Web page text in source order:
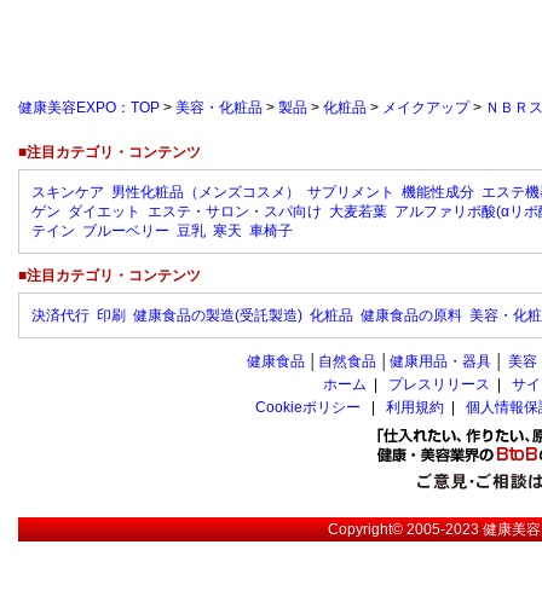
健康美容EXPO：TOP > 美容・化粧品 > 製品 > 化粧品 > メイクアップ> ＮＢＲ
■注目カテゴリ・コンテンツ
スキンケア 男性化粧品（メンズコスメ） サプリメント 機能性成分 エステ
ゲン ダイエット エステ・サロン・スパ向け 大麦若葉 アルファリポ酸(αリポ
テイン ブルーベリー 豆乳 寒天 車椅子
■注目カテゴリ・コンテンツ
決済代行 印刷 健康食品の製造(受託製造) 化粧品 健康食品の原料 美容・化
健康食品 自然食品 健康用品・器具 美容
ホーム
プレスリリース
サ
Cookieポリシー
利用規約 個人情報
Copyright© 2005-2023健康美